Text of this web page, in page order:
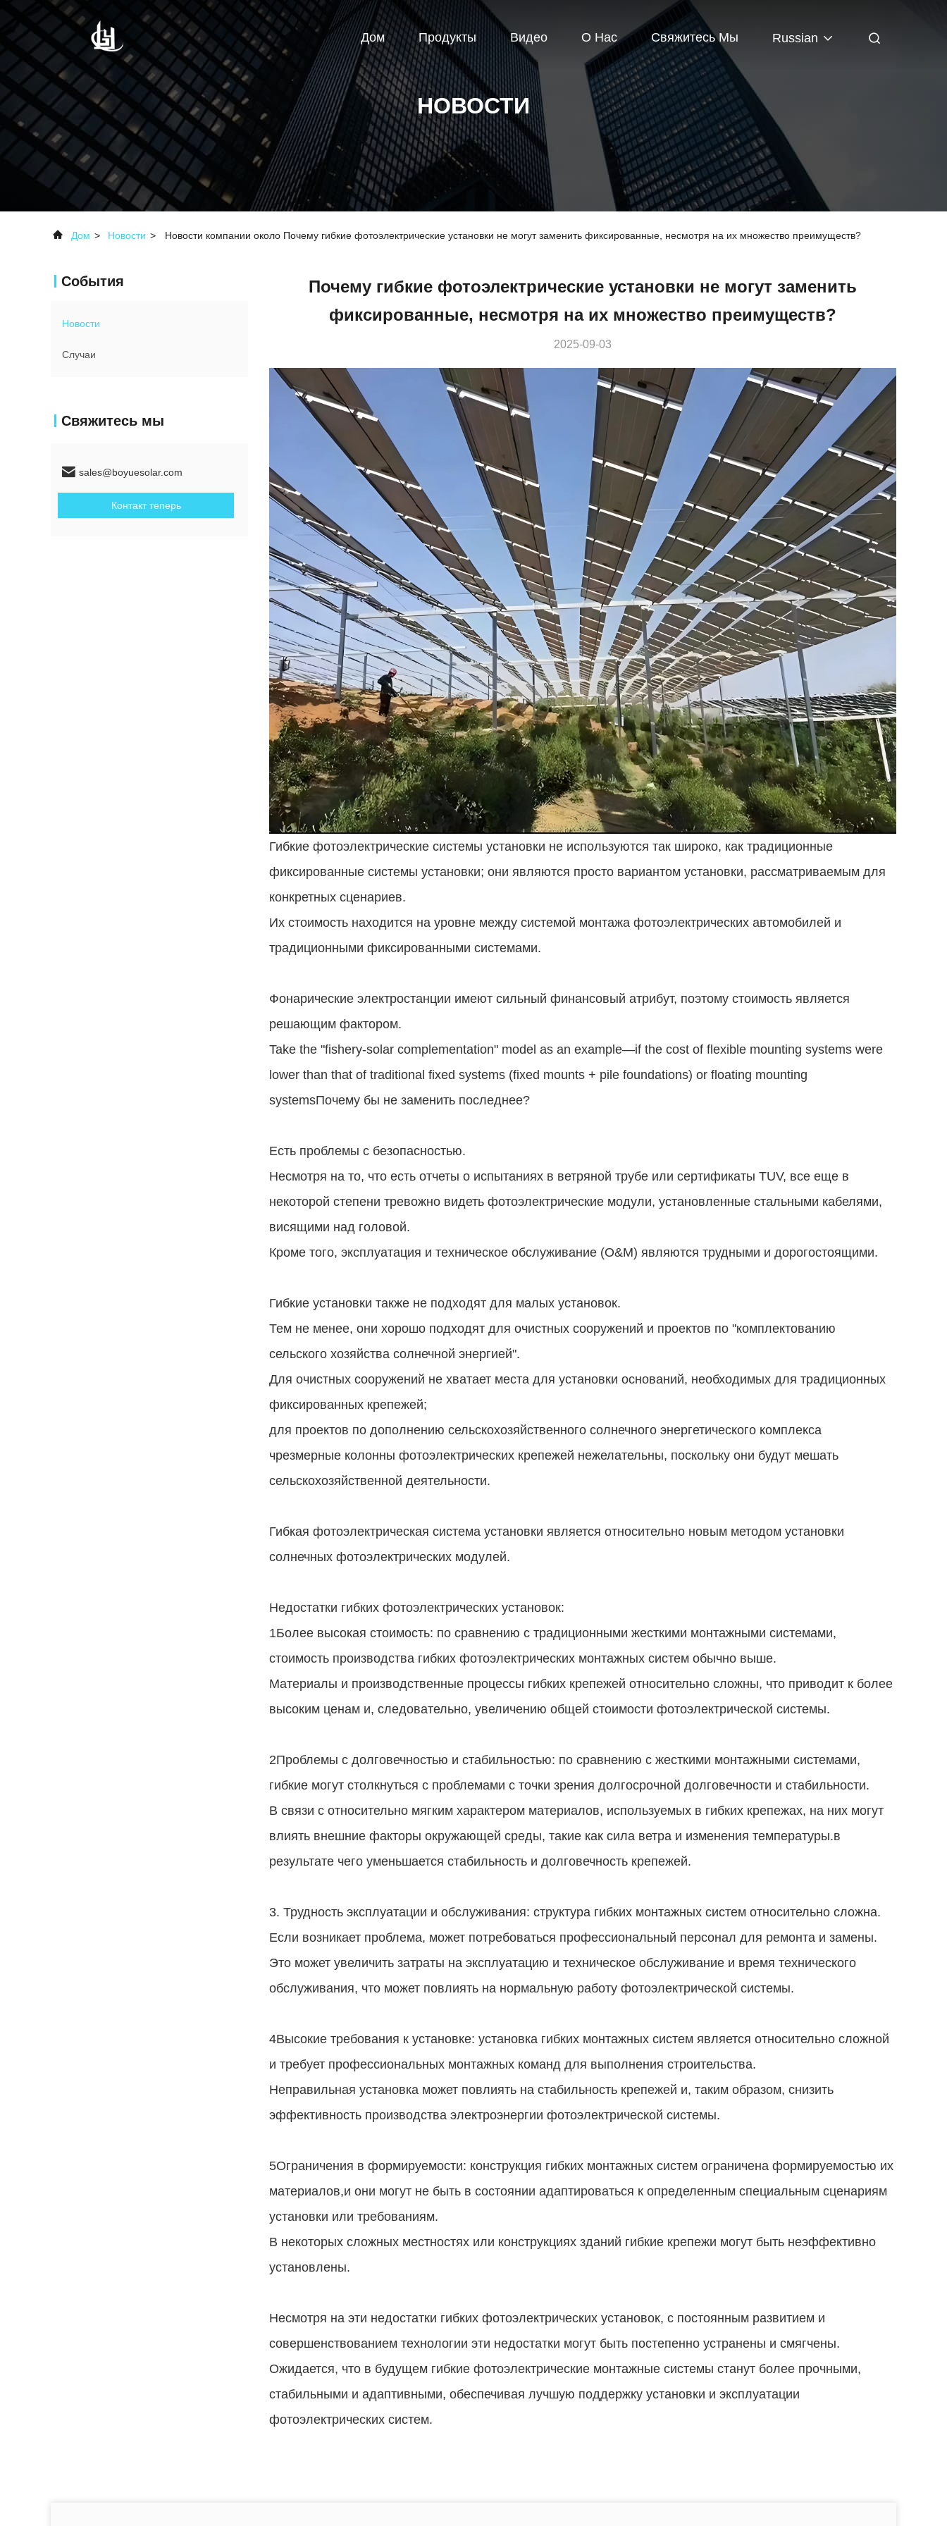
Дом Продукты Видео О Нас Свяжитесь Мы Russian
НОВОСТИ
Дом > Новости > Новости компании около Почему гибкие фотоэлектрические установки не могут заменить фиксированные, несмотря на их множество преимуществ?
События
Новости
Случаи
Свяжитесь мы
sales@boyuesolar.com
Контакт теперь
Почему гибкие фотоэлектрические установки не могут заменить
фиксированные, несмотря на их множество преимуществ?
2025-09-03
Гибкие фотоэлектрические системы установки не используются так широко, как традиционные
фиксированные системы установки; они являются просто вариантом установки, рассматриваемым для
конкретных сценариев.
Их стоимость находится на уровне между системой монтажа фотоэлектрических автомобилей и
традиционными фиксированными системами.
Фонарические электростанции имеют сильный финансовый атрибут, поэтому стоимость является
решающим фактором.
Take the "fishery-solar complementation" model as an example—if the cost of flexible mounting systems were
lower than that of traditional fixed systems (fixed mounts + pile foundations) or floating mounting
systemsПочему бы не заменить последнее?
Есть проблемы с безопасностью.
Несмотря на то, что есть отчеты о испытаниях в ветряной трубе или сертификаты TUV, все еще в
некоторой степени тревожно видеть фотоэлектрические модули, установленные стальными кабелями,
висящими над головой.
Кроме того, эксплуатация и техническое обслуживание (O&M) являются трудными и дорогостоящими.
Гибкие установки также не подходят для малых установок.
Тем не менее, они хорошо подходят для очистных сооружений и проектов по "комплектованию
сельского хозяйства солнечной энергией".
Для очистных сооружений не хватает места для установки оснований, необходимых для традиционных
фиксированных крепежей;
для проектов по дополнению сельскохозяйственного солнечного энергетического комплекса
чрезмерные колонны фотоэлектрических крепежей нежелательны, поскольку они будут мешать
сельскохозяйственной деятельности.
Гибкая фотоэлектрическая система установки является относительно новым методом установки
солнечных фотоэлектрических модулей.
Недостатки гибких фотоэлектрических установок:
1Более высокая стоимость: по сравнению с традиционными жесткими монтажными системами,
стоимость производства гибких фотоэлектрических монтажных систем обычно выше.
Материалы и производственные процессы гибких крепежей относительно сложны, что приводит к более
высоким ценам и, следовательно, увеличению общей стоимости фотоэлектрической системы.
2Проблемы с долговечностью и стабильностью: по сравнению с жесткими монтажными системами,
гибкие могут столкнуться с проблемами с точки зрения долгосрочной долговечности и стабильности.
В связи с относительно мягким характером материалов, используемых в гибких крепежах, на них могут
влиять внешние факторы окружающей среды, такие как сила ветра и изменения температуры.в
результате чего уменьшается стабильность и долговечность крепежей.
3. Трудность эксплуатации и обслуживания: структура гибких монтажных систем относительно сложна.
Если возникает проблема, может потребоваться профессиональный персонал для ремонта и замены.
Это может увеличить затраты на эксплуатацию и техническое обслуживание и время технического
обслуживания, что может повлиять на нормальную работу фотоэлектрической системы.
4Высокие требования к установке: установка гибких монтажных систем является относительно сложной
и требует профессиональных монтажных команд для выполнения строительства.
Неправильная установка может повлиять на стабильность крепежей и, таким образом, снизить
эффективность производства электроэнергии фотоэлектрической системы.
5Ограничения в формируемости: конструкция гибких монтажных систем ограничена формируемостью их
материалов,и они могут не быть в состоянии адаптироваться к определенным специальным сценариям
установки или требованиям.
В некоторых сложных местностях или конструкциях зданий гибкие крепежи могут быть неэффективно
установлены.
Несмотря на эти недостатки гибких фотоэлектрических установок, с постоянным развитием и
совершенствованием технологии эти недостатки могут быть постепенно устранены и смягчены.
Ожидается, что в будущем гибкие фотоэлектрические монтажные системы станут более прочными,
стабильными и адаптивными, обеспечивая лучшую поддержку установки и эксплуатации
фотоэлектрических систем.